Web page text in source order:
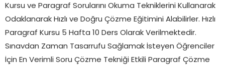
Kursu ve Paragraf Sorularını Okuma Tekniklerini Kullanarak
Odaklanarak Hızlı ve Doğru Çözme Eğitimini Alabilirler. Hızlı
Paragraf Kursu 5 Hafta 10 Ders Olarak Verilmektedir.
Sınavdan Zaman Tasarrufu Sağlamak İsteyen Öğrenciler
İçin En Verimli Soru Çözme Tekniği Etkili Paragraf Çözme